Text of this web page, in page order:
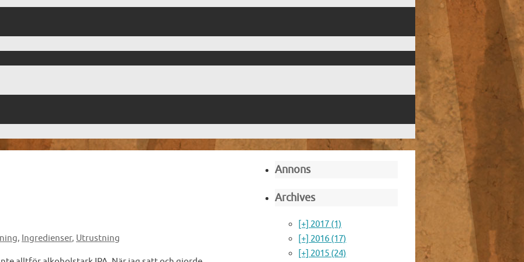
, Ingredienser, Utrustning
Annons
Archives
[+] 2017 (1)
[+] 2016 (17)
[+] 2015 (24)